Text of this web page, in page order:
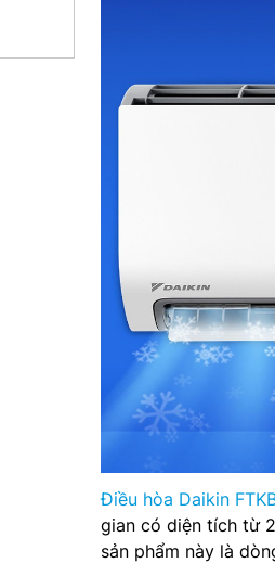
Điều hòa Daikin
gian có diện tích từ
sản phẩm này là